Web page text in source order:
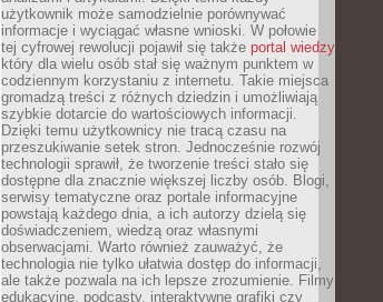
użytkownik może samodzielnie porównywać
informacje i wyciągać własne wnioski. W połowie
tej cyfrowej rewolucji pojawił się także portal wiedzy
który dla wielu osób stał się ważnym punktem w
codziennym korzystaniu z internetu. Takie miejsca
gromadzą treści z różnych dziedzin i umożliwiają
szybkie dotarcie do wartościowych informacji.
Dzięki temu użytkownicy nie tracą czasu na
przeszukiwanie setek stron. Jednocześnie rozwój
technologii sprawił, że tworzenie treści stało się
dostępne dla znacznie większej liczby osób. Blogi,
serwisy tematyczne oraz portale informacyjne
powstają każdego dnia, a ich autorzy dzielą się
doświadczeniem, wiedzą oraz własnymi
obserwacjami. Warto również zauważyć, że
technologia nie tylko ułatwia dostęp do informacji,
ale także pozwala na ich lepsze zrozumienie. Filmy
edukacyjne, podcasty, interaktywne grafiki czy